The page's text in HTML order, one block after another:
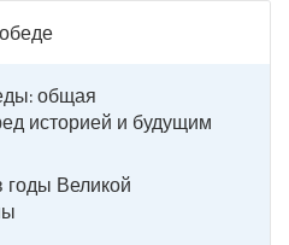
общая
историей и будущим
годы Великой